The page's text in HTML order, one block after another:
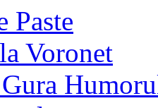
Paste
Voronet